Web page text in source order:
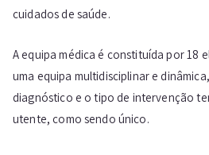
cuidados de saúde.
A equipa médica é constituída por 18
uma equipa multidisciplinar e
diagnóstico e o tipo de intervenção
utente, como sendo único.